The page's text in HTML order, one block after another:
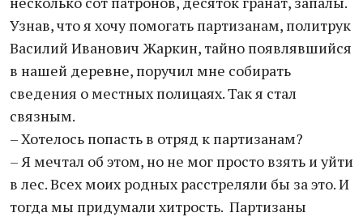
Узнав, что я хочу помогать партизанам, политрук
Василий Иванович Жаркин, тайно появлявшийся
в нашей деревне, поручил мне собирать
сведения о местных полицаях. Так я стал
связным.
– Хотелось попасть в отряд к партизанам?
– Я мечтал об этом, но не мог просто взять и уйти
в лес. Всех моих родных расстреляли бы за это. И
тогда мы придумали хитрость. Партизаны